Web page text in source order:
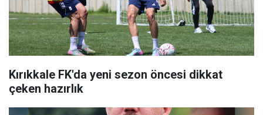
Kırıkkale FK'da yeni sezon öncesi dikkat
çeken hazırlık